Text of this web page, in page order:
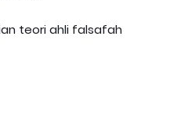
teori ahli falsafah